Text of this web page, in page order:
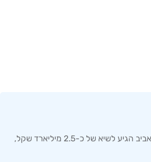
אינדיקטורים מובילים למסחר יומי הם כלים טכניים המשמשים לחיזוי תנועות מחירים קצרות טווח בשוק המניות. בשנת 2025, המחזור היומי בבורסה בתל אביב הגיע לשיא של כ-2.5 מיליארד שקל,